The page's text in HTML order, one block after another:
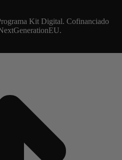
Kit Digital. Cofinanciado